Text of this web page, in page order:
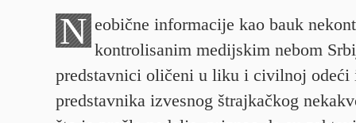
N eobične informacije kao bauk
kontrolisanim medijskim nebom
predstavnici oličeni u liku i civilnoj odeći
predstavnika izvesnog štrajkačkog